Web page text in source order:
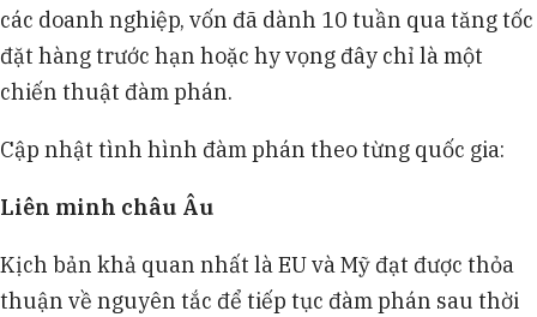
các doanh nghiệp, vốn đã dành 10 tuần qua tăng tốc
đặt hàng trước hạn hoặc hy vọng đây chỉ là một
chiến thuật đàm phán.
Cập nhật tình hình đàm phán theo từng quốc gia:
Liên minh châu Âu
Kịch bản khả quan nhất là EU và Mỹ đạt được thỏa
thuận về nguyên tắc để tiếp tục đàm phán sau thời